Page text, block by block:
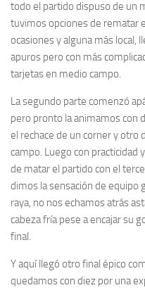
todo el partido dispuso de un
tuvimos opciones de rematar
ocasiones y alguna más local,
apuros pero con más
tarjetas en medio campo.
La segundo parte comenzó
pero pronto la animamos con
el rechace de un corner y otro
campo. Luego con practicidad
de matar el partido con el
dimos la sensación de equipo
raya, no nos echamos atrás
cabeza fría pese a encajar su
final.
Y aquí llegó otro final épico
quedamos con diez por una